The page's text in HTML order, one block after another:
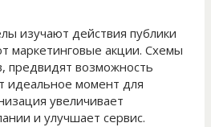
изучают действия публики
маркетинговые акции. Схемы
предвидят возможность
идеальное момент для
увеличивает
и улучшает сервис.